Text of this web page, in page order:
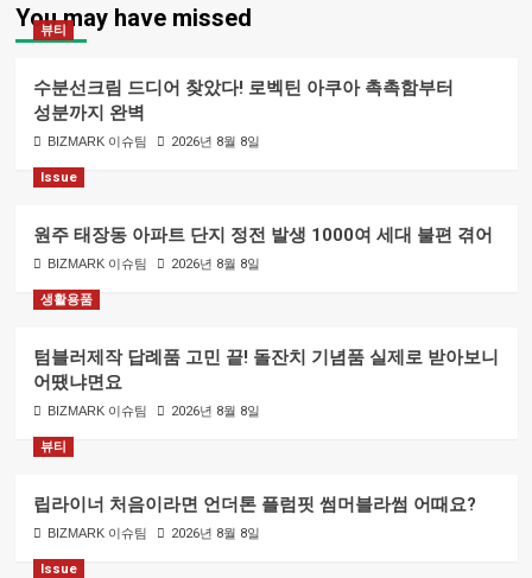
You may have missed
뷰티
수분선크림 드디어 찾았다! 로벡틴 아쿠아 촉촉함부터
성분까지 완벽
BIZMARK 이슈팀 2026년 8월 8일
Issue
원주 태장동 아파트 단지 정전 발생 1000여 세대 불편 겪어
BIZMARK 이슈팀 2026년 8월 8일
생활용품
텀블러제작 답례품 고민 끝! 돌잔치 기념품 실제로 받아보니
어땠냐면요
BIZMARK 이슈팀 2026년 8월 8일
뷰티
립라이너 처음이라면 언더톤 플럼핏 썸머블라썸 어때요?
BIZMARK 이슈팀 2026년 8월 8일
Issue